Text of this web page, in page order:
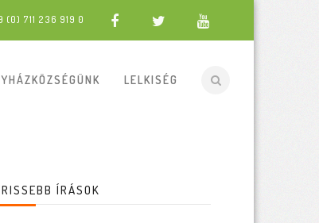
(0) 711 236 919 0
LELKISÉG
ÍRÁSOK